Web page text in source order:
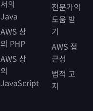
서의
Java
AWS 상
의 PHP
AWS 상
의
JavaScript
전문가의
도움 받
기
AWS 접
근성
법적 고
지